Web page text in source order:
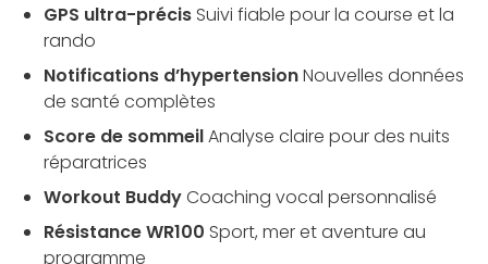
GPS ultra-précis Suivi fiable pour la course et la
rando
Notifications d’hypertensionNouvelles données
de santé complètes
Score de sommeilAnalyse claire pour des nuits
réparatrices
Workout BuddyCoaching vocal personnalisé
Résistance WR100 Sport, mer et aventure au
programme